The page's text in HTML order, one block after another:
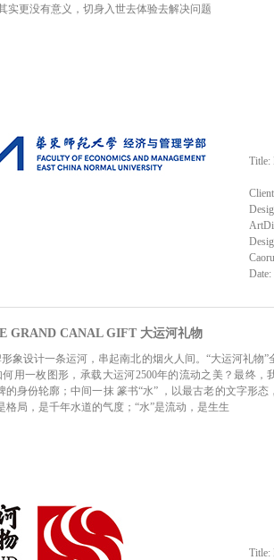
实更没有意义，切身入世去体验去解决问题
Title:
Date:
GRAND CANAL GIFT 大运河礼物
象设计一条运河，串起南北的烟火人间。“大运河礼物”
用一枚图形，承载大运河2500年的流动之美？最终，
身份轮廓；中间一抹 篆书“水” ，以最古老的文字形态
局，是千年水道的气度；“水”是流动，是生生
Title: